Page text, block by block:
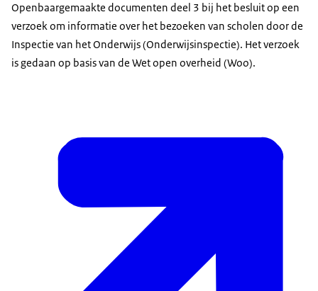
Openbaargemaakte documenten deel 3 bij het besluit op een
verzoek om informatie over het bezoeken van scholen door de
Inspectie van het Onderwijs (Onderwijsinspectie). Het verzoek
is gedaan op basis van de Wet open overheid (Woo).